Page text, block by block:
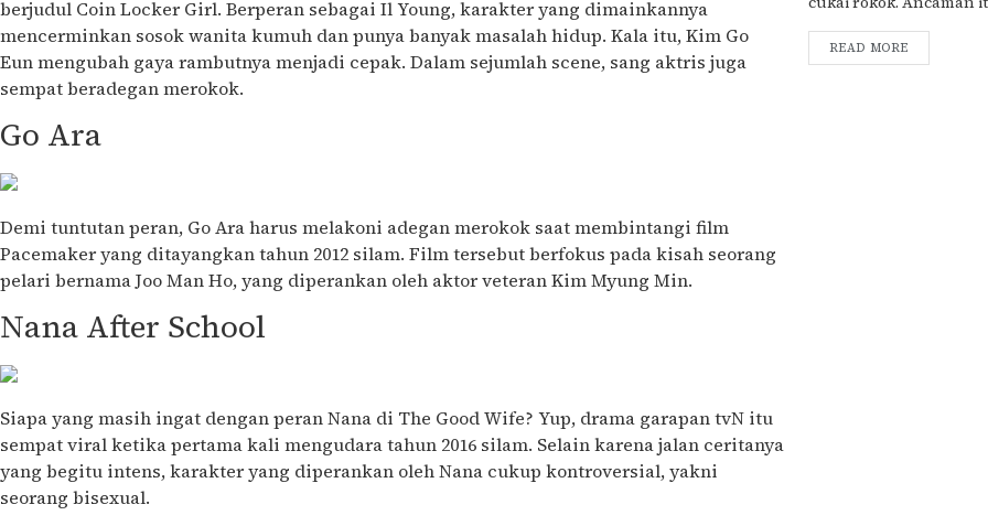
berjudul Coin Locker Girl. Berperan sebagai Il Young, karakter yang dimainkannya
mencerminkan sosok wanita kumuh dan punya banyak masalah hidup. Kala itu, Kim Go
Eun mengubah gaya rambutnya menjadi cepak. Dalam sejumlah scene, sang aktris juga
sempat beradegan merokok.
Go Ara
Demi tuntutan peran, Go Ara harus melakoni adegan merokok saat membintangi film
Pacemaker yang ditayangkan tahun 2012 silam. Film tersebut berfokus pada kisah seorang
pelari bernama Joo Man Ho, yang diperankan oleh aktor veteran Kim Myung Min.
Nana After School
Siapa yang masih ingat dengan peran Nana di The Good Wife? Yup, drama garapan tvN itu
sempat viral ketika pertama kali mengudara tahun 2016 silam. Selain karena jalan ceritanya
yang begitu intens, karakter yang diperankan oleh Nana cukup kontroversial, yakni
seorang bisexual.
READ MORE